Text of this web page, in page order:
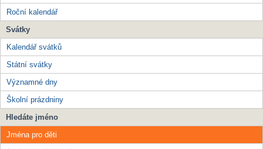
Roční kalendář
Svátky
Kalendář svátků
Státní svátky
Významné dny
Školní prázdniny
Hledáte jméno
Jména pro děti